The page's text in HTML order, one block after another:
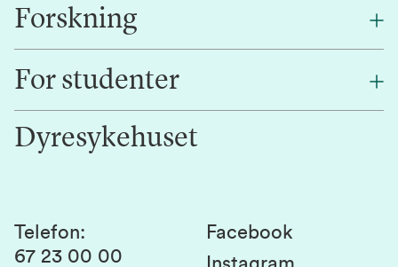
Om oss
Alumni
Kontakt oss
Forskning
Forskning
Innovasjon
For studenter
Studentlivet
Studier og emner
Dyresykehuset
Telefon:
67 23 00 00
Facebook